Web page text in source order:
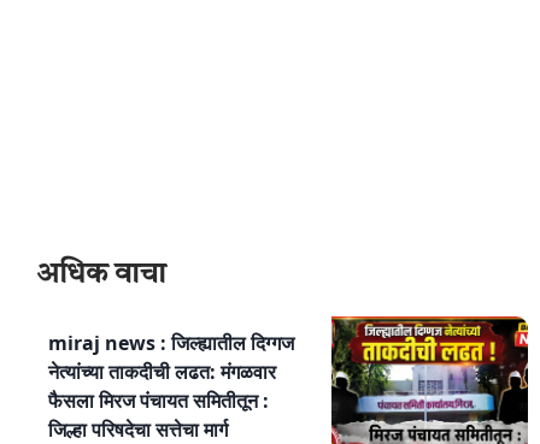
अधिक वाचा
miraj news : जिल्ह्यातील दिग्गज
नेत्यांच्या ताकदीची लढत: मंगळवार
फैसला मिरज पंचायत समितीतून :
जिल्हा परिषदेचा सत्तेचा मार्ग